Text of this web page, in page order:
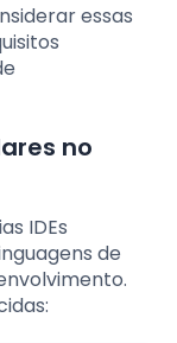
essas
no
IDEs
de